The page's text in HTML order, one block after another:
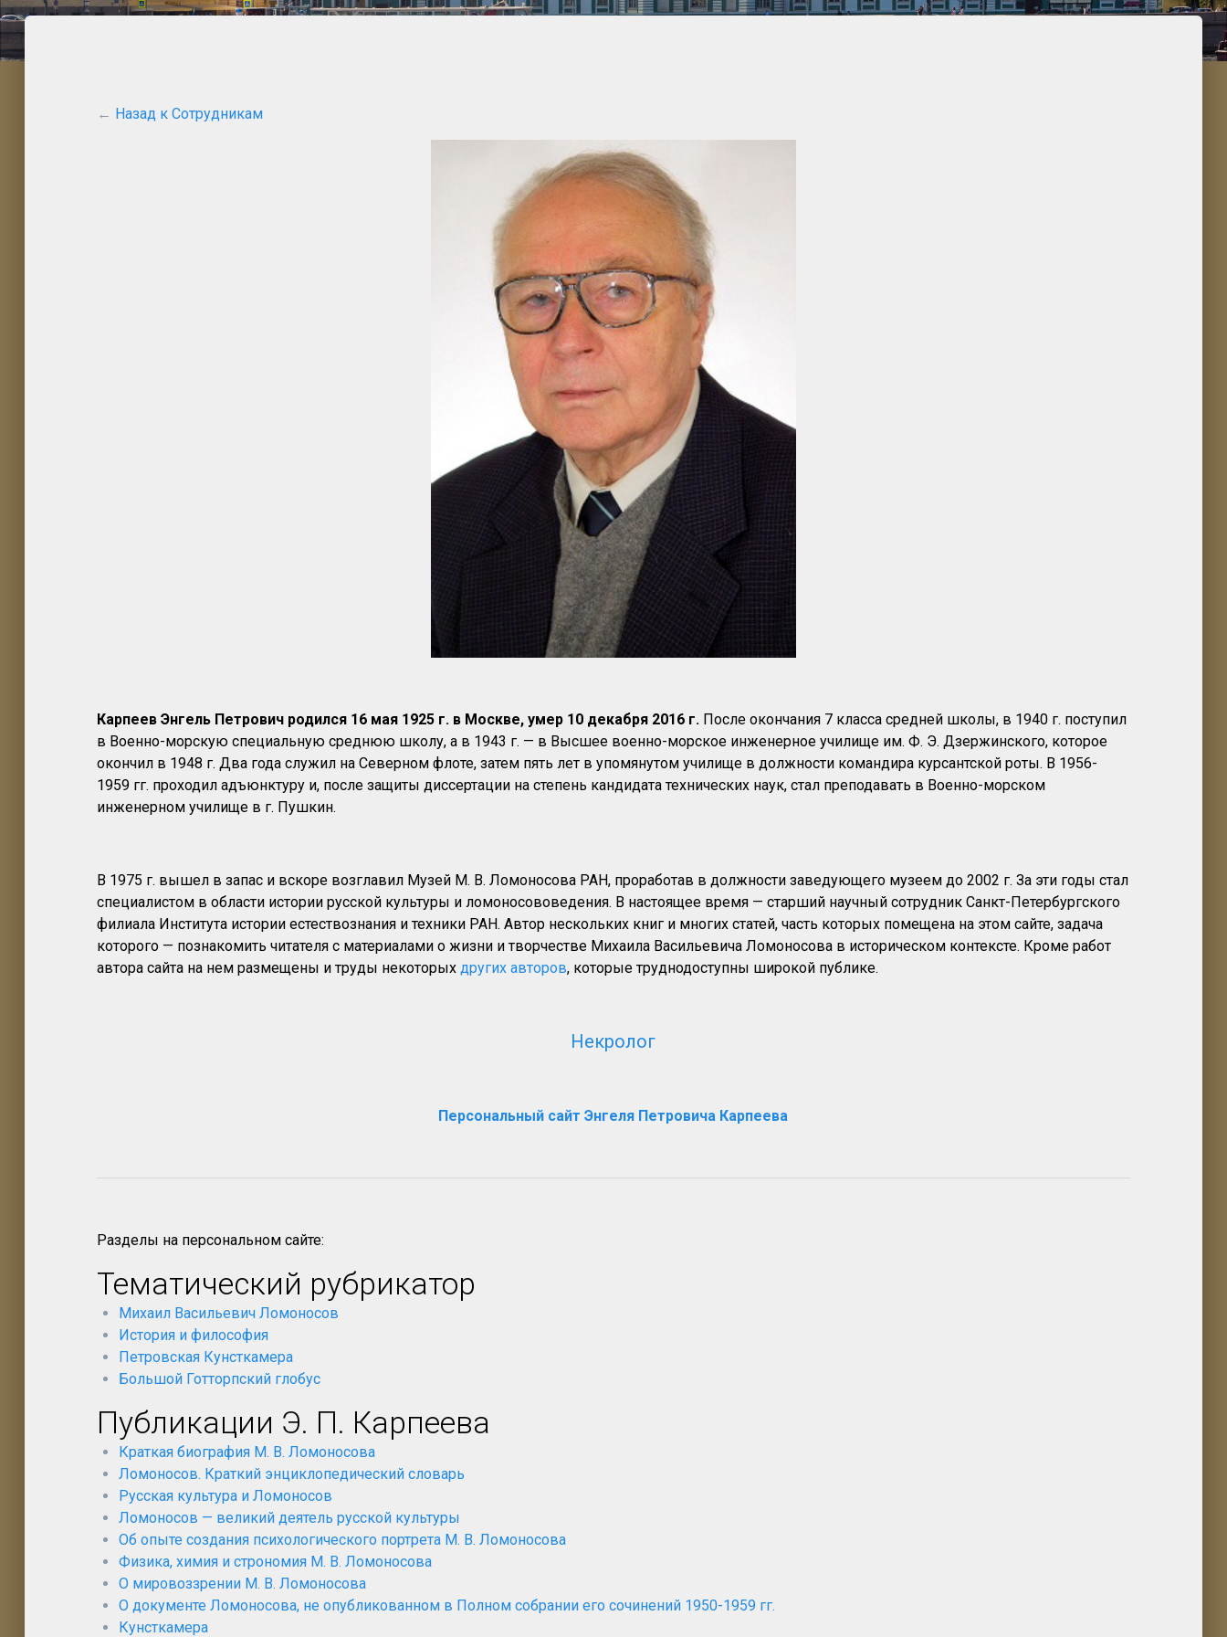
← Назад к Сотрудникам
Карпеев Энгель Петрович родился 16 мая 1925 г. в Москве, умер 10 декабря 2016 г. После окончания 7 класса средней школы, в 1940 г. поступил
в Военно-морскую специальную среднюю школу, а в 1943 г. — в Высшее военно-морское инженерное училище им. Ф. Э. Дзержинского, которое
окончил в 1948 г. Два года служил на Северном флоте, затем пять лет в упомянутом училище в должности командира курсантской роты. В 1956-
1959 гг. проходил адъюнктуру и, после защиты диссертации на степень кандидата технических наук, стал преподавать в Военно-морском
инженерном училище в г. Пушкин.
В 1975 г. вышел в запас и вскоре возглавил Музей М. В. Ломоносова РАН, проработав в должности заведующего музеем до 2002 г. За эти годы стал
специалистом в области истории русской культуры и ломоносововедения. В настоящее время — старший научный сотрудник Санкт-Петербургского
филиала Института истории естествознания и техники РАН. Автор нескольких книг и многих статей, часть которых помещена на этом сайте, задача
которого — познакомить читателя с материалами о жизни и творчестве Михаила Васильевича Ломоносова в историческом контексте. Кроме работ
автора сайта на нем размещены и труды некоторых других авторов, которые труднодоступны широкой публике.
Некролог
Персональный сайт Энгеля Петровича Карпеева
Разделы на персональном сайте:
Тематический рубрикатор
Михаил Васильевич Ломоносов
История и философия
Петровская Кунсткамера
Большой Готторпский глобус
Публикации Э. П. Карпеева
Краткая биография М. В. Ломоносова
Ломоносов. Краткий энциклопедический словарь
Русская культура и Ломоносов
Ломоносов — великий деятель русской культуры
Об опыте создания психологического портрета М. В. Ломоносова
Физика, химия и строномия М. В. Ломоносова
О мировоззрении М. В. Ломоносова
О документе Ломоносова, не опубликованном в Полном собрании его сочинений 1950-1959 гг.
Кунсткамера